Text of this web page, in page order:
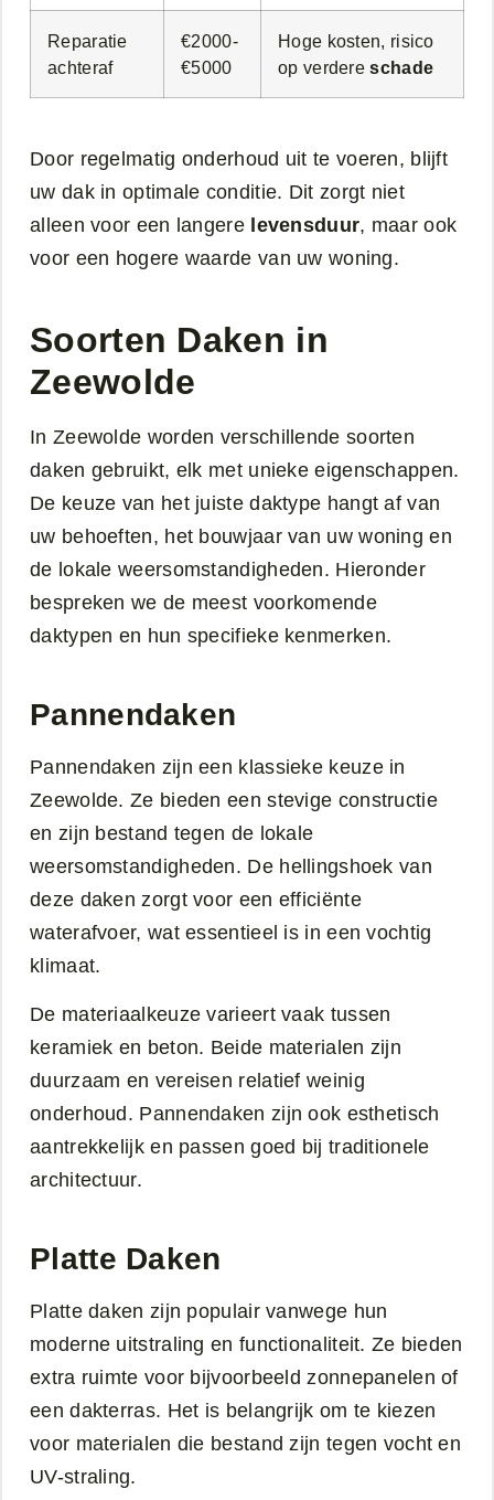
Reparatie
achteraf
€2000-
€5000
Hoge kosten, risico
op verdereschade
Door regelmatig onderhoud uit te voeren, blijft
uw dak in optimale conditie. Dit zorgt niet
alleen voor een langere levensduur, maar ook
voor een hogere waarde van uw woning.
Soorten Daken in
Zeewolde
In Zeewolde worden verschillende soorten
daken gebruikt, elk met unieke eigenschappen.
De keuze van het juiste daktype hangt af van
uw behoeften, het bouwjaar van uw woning en
de lokale weersomstandigheden. Hieronder
bespreken we de meest voorkomende
daktypen en hun specifieke kenmerken.
Pannendaken
Pannendaken zijn een klassieke keuze in
Zeewolde. Ze bieden een stevige constructie
en zijn bestand tegen de lokale
weersomstandigheden. De hellingshoek van
deze daken zorgt voor een efficiënte
waterafvoer, wat essentieel is in een vochtig
klimaat.
De materiaalkeuze varieert vaak tussen
keramiek en beton. Beide materialen zijn
duurzaam en vereisen relatief weinig
onderhoud. Pannendaken zijn ook esthetisch
aantrekkelijk en passen goed bij traditionele
architectuur.
Platte Daken
Platte daken zijn populair vanwege hun
moderne uitstraling en functionaliteit. Ze bieden
extra ruimte voor bijvoorbeeld zonnepanelen of
een dakterras. Het is belangrijk om te kiezen
voor materialen die bestand zijn tegen vocht en
UV-straling.